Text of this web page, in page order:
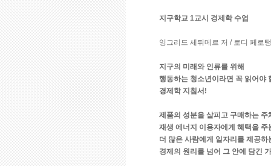
지구학교 1교시 경제학 수업
잉그리드 세튀메르 저 / 로디 페로
지구의 미래와 인류를 위해
행동하는 청소년이라면 꼭 읽어야
경제학 지침서!
제품의 성분을 살피고 구매하는 주
재생 에너지 이용자에게 혜택을 주
더 많은 사람에게 일자리를 제공하
경제의 원리를 넘어 그 안에 담긴